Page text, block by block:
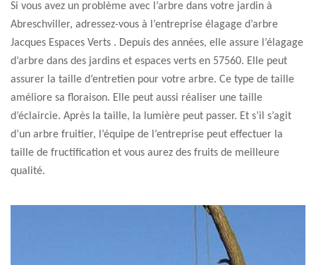
Si vous avez un problème avec l’arbre dans votre jardin à
Abreschviller, adressez-vous à l’entreprise élagage d’arbre
Jacques Espaces Verts . Depuis des années, elle assure l’élagage
d’arbre dans des jardins et espaces verts en 57560. Elle peut
assurer la taille d’entretien pour votre arbre. Ce type de taille
améliore sa floraison. Elle peut aussi réaliser une taille
d’éclaircie. Après la taille, la lumière peut passer. Et s’il s’agit
d’un arbre fruitier, l’équipe de l’entreprise peut effectuer la
taille de fructification et vous aurez des fruits de meilleure
qualité.